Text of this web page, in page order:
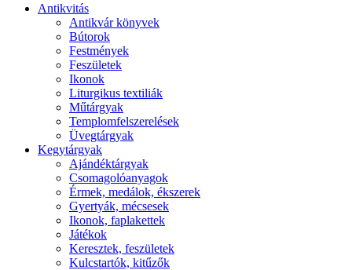
Antikvitás
Antikvár könyvek
Bútorok
Festmények
Feszületek
Ikonok
Liturgikus textiliák
Műtárgyak
Templomfelszerelések
Üvegtárgyak
Kegytárgyak
Ajándéktárgyak
Csomagolóanyagok
Érmek, medálok, ékszerek
Gyertyák, mécsesek
Ikonok, faplakettek
Játékok
Keresztek, feszületek
Kulcstartók, kitűzők